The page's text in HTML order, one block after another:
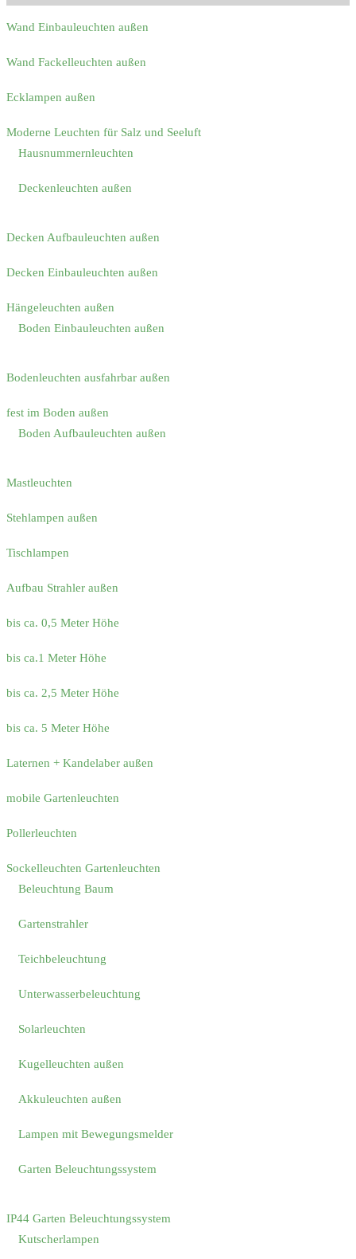
Wand Einbauleuchten außen
Wand Fackelleuchten außen
Ecklampen außen
Moderne Leuchten für Salz und Seeluft
Hausnummernleuchten
Deckenleuchten außen
Decken Aufbauleuchten außen
Decken Einbauleuchten außen
Hängeleuchten außen
Boden Einbauleuchten außen
Bodenleuchten ausfahrbar außen
fest im Boden außen
Boden Aufbauleuchten außen
Mastleuchten
Stehlampen außen
Tischlampen
Aufbau Strahler außen
bis ca. 0,5 Meter Höhe
bis ca.1 Meter Höhe
bis ca. 2,5 Meter Höhe
bis ca. 5 Meter Höhe
Laternen + Kandelaber außen
mobile Gartenleuchten
Pollerleuchten
Sockelleuchten Gartenleuchten
Beleuchtung Baum
Gartenstrahler
Teichbeleuchtung
Unterwasserbeleuchtung
Solarleuchten
Kugelleuchten außen
Akkuleuchten außen
Lampen mit Bewegungsmelder
Garten Beleuchtungssystem
IP44 Garten Beleuchtungssystem
Kutscherlampen